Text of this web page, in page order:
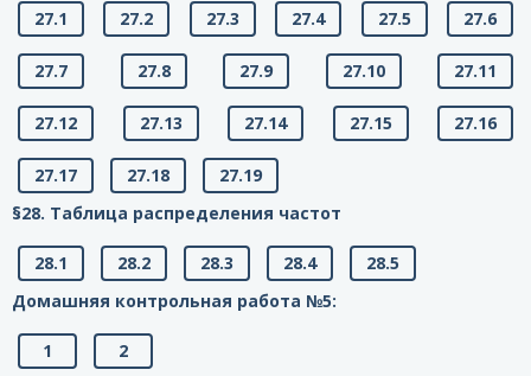
27.1 27.2 27.3 27.4 27.5 27.6
27.7 27.8 27.9 27.10 27.11
27.12 27.13 27.14 27.15 27.16
27.17 27.18
27.19
§28. Таблица распределения частот
28.1 28.2 28.3 28.4
28.5
Домашняя контрольная работа №5:
1
2